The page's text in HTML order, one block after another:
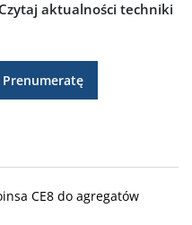
Czytaj aktualności techniki
Prenumeratę
CE8 do agregatów
Wydajność